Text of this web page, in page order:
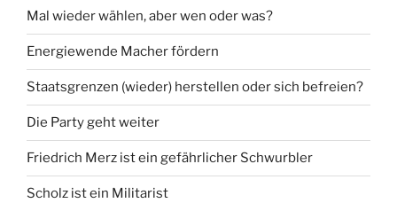
Mal wieder wählen, aber wen oder was?
Energiewende Macher fördern
Staatsgrenzen (wieder) herstellen oder sich befreien?
Die Party geht weiter
Friedrich Merz ist ein gefährlicher Schwurbler
Scholz ist ein Militarist